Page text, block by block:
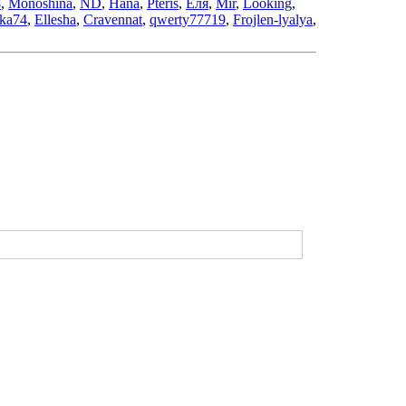
, Ellesha, Cravennat, qwerty77719, Frojlen-lyalya,